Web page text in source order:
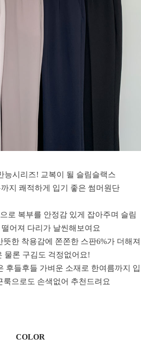
능시리즈! 교복이 될 슬림슬랙스
지 쾌적하게 입기 좋은 썸머원단
로 복부를 안정감 있게 잡아주며 슬림
어져 다리가 날씬해보여요
한 착용감에 쫀쫀한 스판6%가 더해져
물론 구김도 걱정없어요!
후들후들 가벼운 소재로 한여름까지 입
룩으로도 손색없어 추천드려요
COLOR